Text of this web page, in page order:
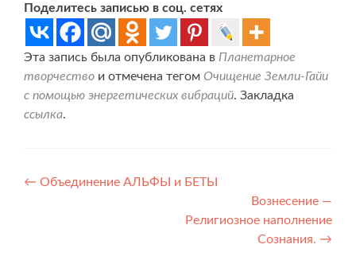
Поделитесь записью в соц. сетях
Эта запись была опубликована в Планетарное
творчество и отмечена тегом Очищение Земли-Гайи
с помощью энергетических вибраций. Закладка
ссылка.
Навигация
← Объединение АЛЬФЫ и БЕТЫ
Вознесение —
Религиозное наполнение
Сознания. →